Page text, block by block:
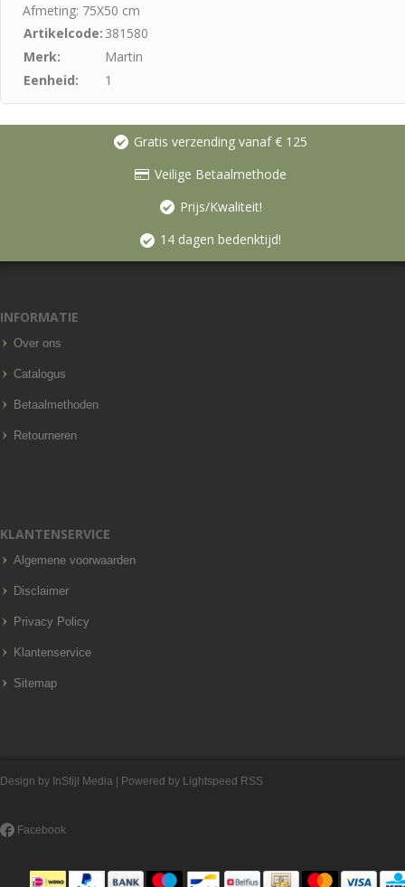
Afmeting: 75X50 cm
Artikelcode: 381580
Merk:
Martin
Eenheid:
1
Gratis verzending vanaf € 125
Veilige Betaalmethode
Prijs/Kwaliteit!
14 dagen bedenktijd!
INFORMATIE
Over ons
Catalogus
Betaalmethoden
Retourneren
KLANTENSERVICE
Algemene voorwaarden
Disclaimer
Privacy Policy
Klantenservice
Sitemap
Design by InStijl Media | Powered by Lightspeed RSS
Facebook